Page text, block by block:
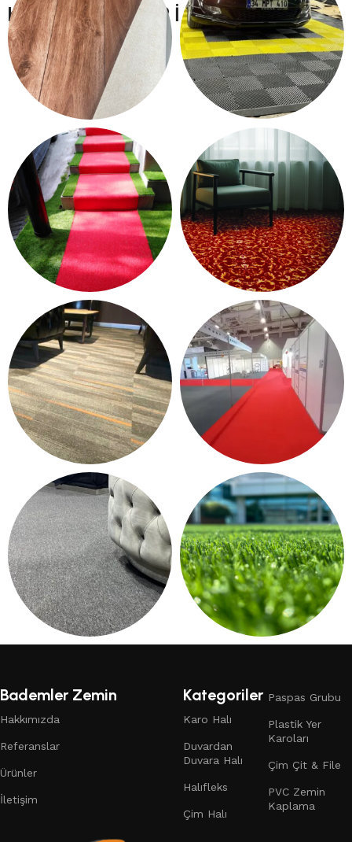
KATEGORILERI
PVC YER DÖŞEME
13 products
PLASTIK YER KARO
15 products
PASPAS - YOLLUK
12 products
KONTRAT HALI - OTEL
HALISI
37 products
KARO HALI
249 products
HALIFLEKS & FUAR HALISI
13 products
Bademler Zemin
Hakkımızda
Referanslar
Ürünler
İletişim
Kategoriler
Karo Halı
Duvardan
Duvara Halı
Halıfleks
Çim Halı
Paspas Grubu
Plastik Yer
Karoları
Çim Çit & File
PVC Zemin
Kaplama